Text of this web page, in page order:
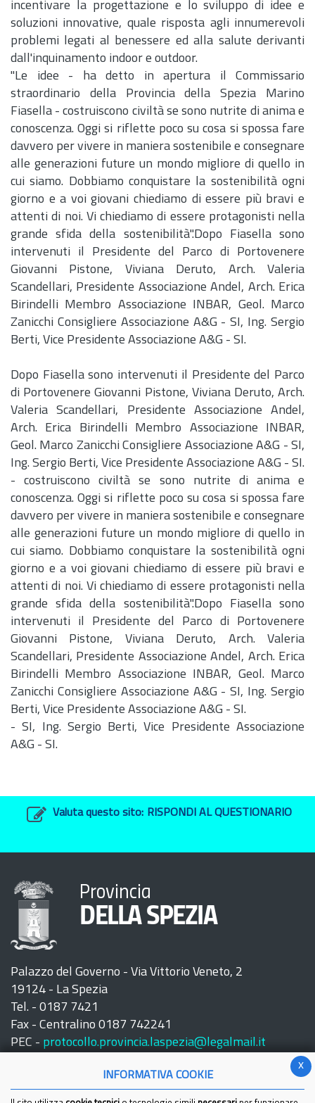
incentivare la progettazione e lo sviluppo di idee e
soluzioni innovative, quale risposta agli innumerevoli
problemi legati al benessere ed alla salute derivanti
dall'inquinamento indoor e outdoor.
"Le idee - ha detto in apertura il Commissario
straordinario della Provincia della Spezia Marino
Fiasella - costruiscono civiltà se sono nutrite di anima e
conoscenza. Oggi si riflette poco su cosa si spossa fare
davvero per vivere in maniera sostenibile e consegnare
alle generazioni future un mondo migliore di quello in
cui siamo. Dobbiamo conquistare la sostenibilità ogni
giorno e a voi giovani chiediamo di essere più bravi e
attenti di noi. Vi chiediamo di essere protagonisti nella
grande sfida della sostenibilità".Dopo Fiasella sono
intervenuti il Presidente del Parco di Portovenere
Giovanni Pistone, Viviana Deruto, Arch. Valeria
Scandellari, Presidente Associazione Andel, Arch. Erica
Birindelli Membro Associazione INBAR, Geol. Marco
Zanicchi Consigliere Associazione A&G - SI, Ing. Sergio
Berti, Vice Presidente Associazione A&G - SI.
Dopo Fiasella sono intervenuti il Presidente del Parco
di Portovenere Giovanni Pistone, Viviana Deruto, Arch.
Valeria Scandellari, Presidente Associazione Andel,
Arch. Erica Birindelli Membro Associazione INBAR,
Geol. Marco Zanicchi Consigliere Associazione A&G - SI,
Ing. Sergio Berti, Vice Presidente Associazione A&G - SI.
- costruiscono civiltà se sono nutrite di anima e
conoscenza. Oggi si riflette poco su cosa si spossa fare
davvero per vivere in maniera sostenibile e consegnare
alle generazioni future un mondo migliore di quello in
cui siamo. Dobbiamo conquistare la sostenibilità ogni
giorno e a voi giovani chiediamo di essere più bravi e
attenti di noi. Vi chiediamo di essere protagonisti nella
grande sfida della sostenibilità".Dopo Fiasella sono
intervenuti il Presidente del Parco di Portovenere
Giovanni Pistone, Viviana Deruto, Arch. Valeria
Scandellari, Presidente Associazione Andel, Arch. Erica
Birindelli Membro Associazione INBAR, Geol. Marco
Zanicchi Consigliere Associazione A&G - SI, Ing. Sergio
Berti, Vice Presidente Associazione A&G - SI.
- SI, Ing. Sergio Berti, Vice Presidente Associazione
A&G - SI.
Valuta questo sito: RISPONDI AL QUESTIONARIO
Provincia
DELLA SPEZIA
Palazzo del Governo - Via Vittorio Veneto, 2
19124 - La Spezia
Tel. - 0187 7421
Fax - Centralino 0187 742241
PEC - protocollo.provincia.laspezia@legalmail.it
x
INFORMATIVA COOKIE